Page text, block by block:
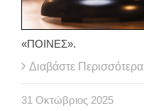
«ΠΟΙΝΕΣ».
Διαβάστε Περισσότερα
31 Οκτώβριος 2025